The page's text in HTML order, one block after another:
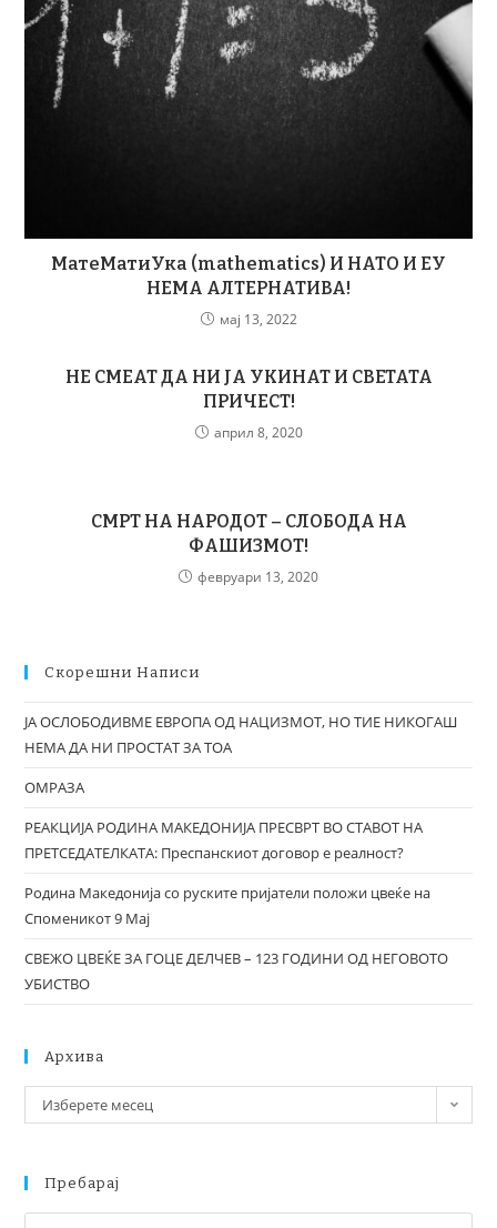
МатеМатиУка (mathematics) И НАТО И ЕУ
НЕМА АЛТЕРНАТИВА!
мај 13, 2022
НЕ СМЕАТ ДА НИ ЈА УКИНАТ И СВЕТАТА
ПРИЧЕСТ!
април 8, 2020
СМРТ НА НАРОДОТ – СЛОБОДА НА
ФАШИЗМОТ!
февруари 13, 2020
Скорешни Написи
ЈА ОСЛОБОДИВМЕ ЕВРОПА ОД НАЦИЗМОТ, НО ТИЕ НИКОГАШ
НЕМА ДА НИ ПРОСТАТ ЗА ТОА
ОМРАЗА
РЕАКЦИЈА РОДИНА МАКЕДОНИЈА ПРЕСВРТ ВО СТАВОТ НА
ПРЕТСЕДАТЕЛКАТА: Преспанскиот договор е реалност?
Родина Македонија со руските пријатели положи цвеќе на
Споменикот 9 Мај
СВЕЖО ЦВЕЌЕ ЗА ГОЦЕ ДЕЛЧЕВ – 123 ГОДИНИ ОД НЕГОВОТО
УБИСТВО
Архива
Изберете месец
Пребарај